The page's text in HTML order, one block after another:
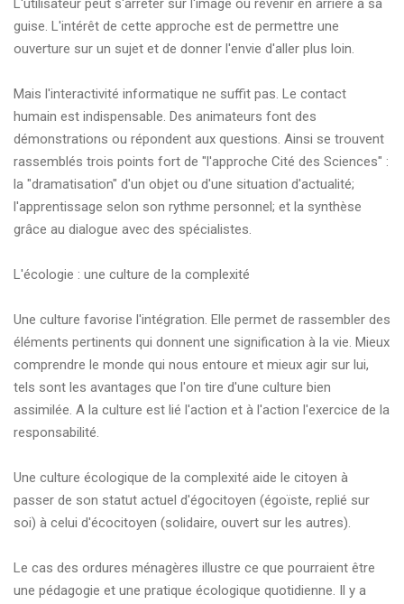
L'utilisateur peut s'arrêter sur l'image ou revenir en arrière à sa
guise. L'intérêt de cette approche est de permettre une
ouverture sur un sujet et de donner l'envie d'aller plus loin.
Mais l'interactivité informatique ne suffit pas. Le contact
humain est indispensable. Des animateurs font des
démonstrations ou répondent aux questions. Ainsi se trouvent
rassemblés trois points fort de "l'approche Cité des Sciences" :
la "dramatisation" d'un objet ou d'une situation d'actualité;
l'apprentissage selon son rythme personnel; et la synthèse
grâce au dialogue avec des spécialistes.
L'écologie : une culture de la complexité
Une culture favorise l'intégration. Elle permet de rassembler des
éléments pertinents qui donnent une signification à la vie. Mieux
comprendre le monde qui nous entoure et mieux agir sur lui,
tels sont les avantages que l'on tire d'une culture bien
assimilée. A la culture est lié l'action et à l'action l'exercice de la
responsabilité.
Une culture écologique de la complexité aide le citoyen à
passer de son statut actuel d'égocitoyen (égoïste, replié sur
soi) à celui d'écocitoyen (solidaire, ouvert sur les autres).
Le cas des ordures ménagères illustre ce que pourraient être
une pédagogie et une pratique écologique quotidienne. Il y a